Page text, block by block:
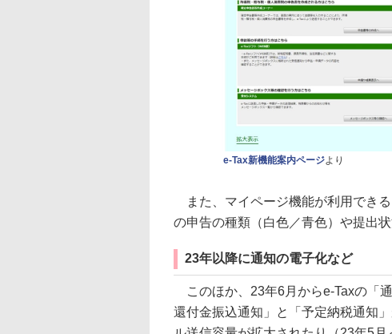
e-Tax新機能案内ページより
また、マイページ機能が利用でき
の申告の種類（白色／青色）や提出
23年以降に通知の電子化など
このほか、23年6月からe-Taxの「
還付金振込通知」と「予定納税通知